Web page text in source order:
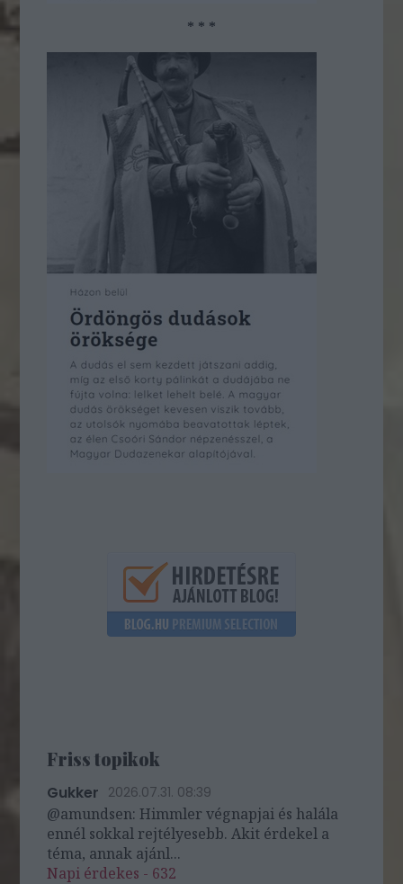
* * *
Friss topikok
Gukker 2026.07.31. 08:39
@amundsen: Himmler végnapjai és halála
ennél sokkal rejtélyesebb. Akit érdekel a
téma, annak ajánl...
Napi érdekes - 632